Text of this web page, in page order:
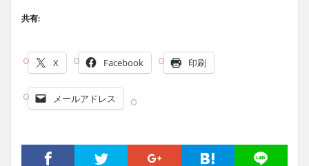
共有:
X Facebook 印刷
メールアドレス